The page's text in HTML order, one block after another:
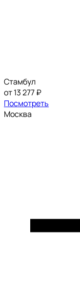
Стамбул
от 13 277 ₽
Посмотреть
Москва